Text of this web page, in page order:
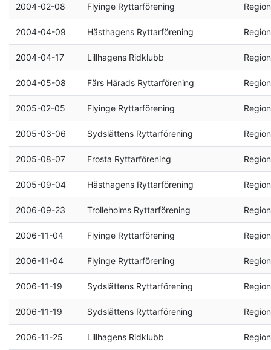
2004-02-08 Flyinge Ryttarförening
2004-04-09 Hästhagens Ryttarförening
2004-04-17 Lillhagens Ridklubb
2004-05-08 Färs Härads Ryttarförening
2005-02-05 Flyinge Ryttarförening
2005-03-06 Sydslättens Ryttarförening
2005-08-07 Frosta Ryttarförening
2005-09-04 Hästhagens Ryttarförening
2006-09-23 Trolleholms Ryttarförening
2006-11-04 Flyinge Ryttarförening
2006-11-04 Flyinge Ryttarförening
2006-11-19 Sydslättens Ryttarförening
2006-11-19 Sydslättens Ryttarförening
2006-11-25 Lillhagens Ridklubb